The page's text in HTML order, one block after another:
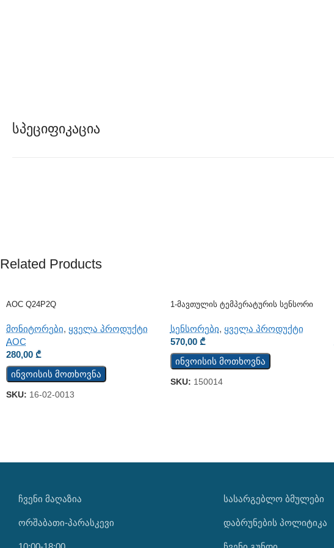
Სპეციფიკაცია
Related Products
AOC Q24P2Q
მონიტორები, ყველა პროდუქტი
AOC
280,00 ₾
ინვოისის მოთხოვნა
SKU: 16-02-0013
1-Მავთულის Ტემპერატურის Სენსორი
სენსორები, ყველა პროდუქტი
570,00 ₾
ინვოისის მოთხოვნა
SKU: 150014
ᲩᲕᲔᲜᲘ ᲛᲐᲦᲐᲖᲘᲐ
ორშაბათი-პარასკევი
ᲡᲐᲡᲐᲠᲒᲔᲑᲚᲝ ᲑᲛᲣᲚᲔᲑᲘ
დაბრუნების პოლიტიკა